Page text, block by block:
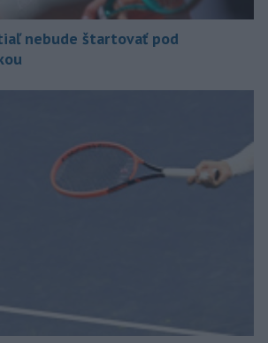
nebude štartovať pod